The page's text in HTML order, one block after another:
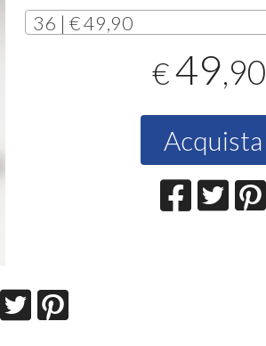
36 | € 49,90
€49,90
Acquista